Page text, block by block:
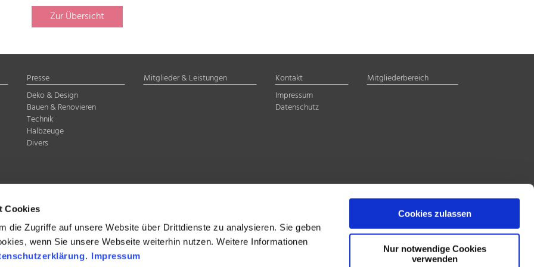
Cookies
die Zugriffe auf unsere Website über Drittdienste zu analysieren. Sie geben
wenn Sie unsere Webseite weiterhin nutzen. Weitere Informationen
. Impressum
Cookies zulassen
Nur notwendige Cookies
verwenden
Zur Übersicht
Presse
Deko & Design
Bauen & Renovieren
Technik
Halbzeuge
Divers
Mitglieder & Leistungen
Kontakt
Impressum
Datenschutz
Mitgliederbereich
8 35
Edelstahl Rostfrei e.V., Düsseldorf